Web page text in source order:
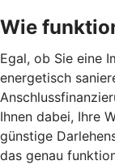
Wie
Egal, ob Sie eine
energetisch
Ihnen dabei, Ihre
günstige
das genau